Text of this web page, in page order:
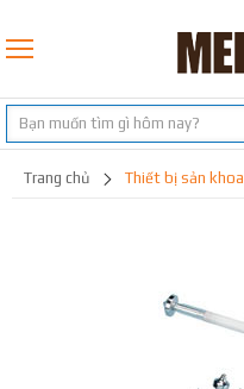
trang chủ thiết bị sản khoa